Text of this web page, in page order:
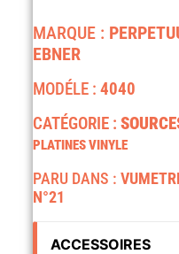
MARQUE :
EBNER
MODÉLE : 4040
CATÉGORIE :
PLATINES VINYLE
PARU DANS :
N°21
ACCESSOIRES